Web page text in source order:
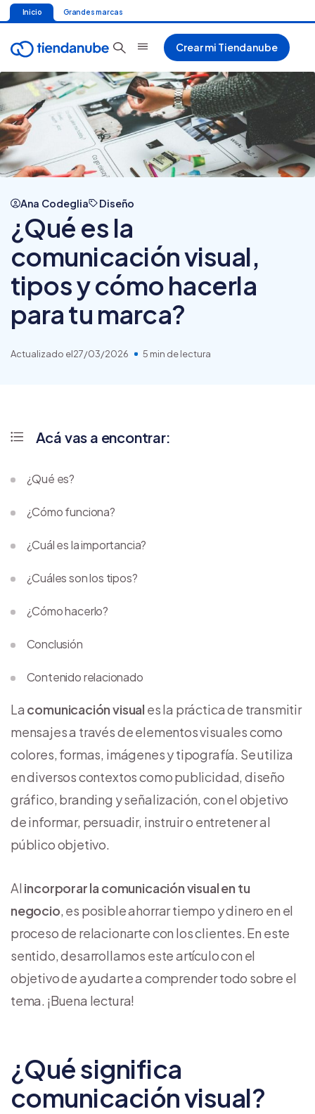
Inicio Grandes marcas
Crear mi Tiendanube
Ana Codeglia Diseño
¿Qué es la
comunicación visual,
tipos y cómo hacerla
para tu marca?
Actualizado el27/03/2026 5 min de lectura
La comunicación visual es la práctica de transmitir
mensajes a través de elementos visuales como
colores, formas, imágenes y tipografía. Se utiliza
en diversos contextos como publicidad, diseño
gráfico, branding y señalización, con el objetivo
de informar, persuadir, instruir o entretener al
público objetivo.
Al incorporar la comunicación visual en tu
negocio, es posible ahorrar tiempo y dinero en el
proceso de relacionarte con los clientes. En este
sentido, desarrollamos este artículo con el
objetivo de ayudarte a comprender todo sobre el
tema. ¡Buena lectura!
¿Qué significa
comunicación visual?
Acá vas a encontrar:
¿Qué es?
¿Cómo funciona?
¿Cuál es la importancia?
¿Cuáles son los tipos?
¿Cómo hacerlo?
Conclusión
Contenido relacionado